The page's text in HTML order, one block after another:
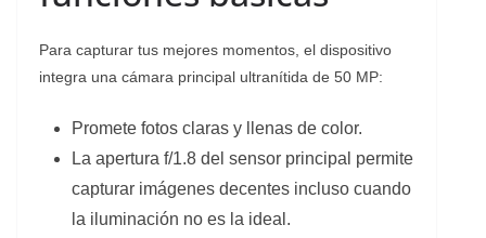
Para capturar tus mejores momentos, el dispositivo
integra una cámara principal ultranítida de 50 MP:
Promete fotos claras y llenas de color.
La apertura f/1.8 del sensor principal permite
capturar imágenes decentes incluso cuando
la iluminación no es la ideal.